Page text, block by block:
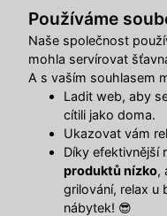
Používáme
Naše společnost
mohla servírovat
A s vaším souhlasem
Ladit web, aby
cítili jako doma.
Ukazovat vám
Díky efektivnější
produktů nízko,
grilování, relax u
nábytek! 😎
set dvou relaxačních
maximální pohodlí.
plynulému polohování
odpočinek.
Křesla jsou vybavena
poskytne příjemný stín
komfort se stará také
odnímatelný stolek s